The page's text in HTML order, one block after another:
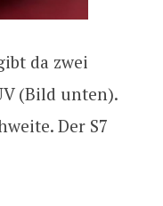
da zwei
(Bild unten).
Der S7